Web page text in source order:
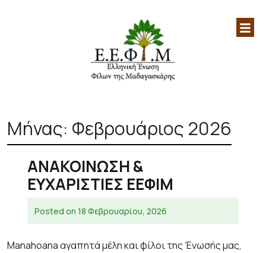
to
content
Μήνας: Φεβρουάριος 2026
ΑΝΑΚΟΙΝΩΣΗ &
ΕΥΧΑΡΙΣΤΙΕΣ ΕΕΦΙΜ
Posted on 18 Φεβρουαρίου, 2026
Manahoana αγαπητά μέλη και φίλοι της Ένωσής μας,